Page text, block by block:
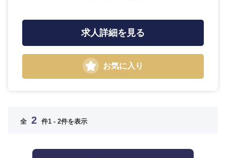
九州・沖縄
福岡県 佐賀県
求人詳細を見る
お気に入り
全 2 件1 - 2件を表示